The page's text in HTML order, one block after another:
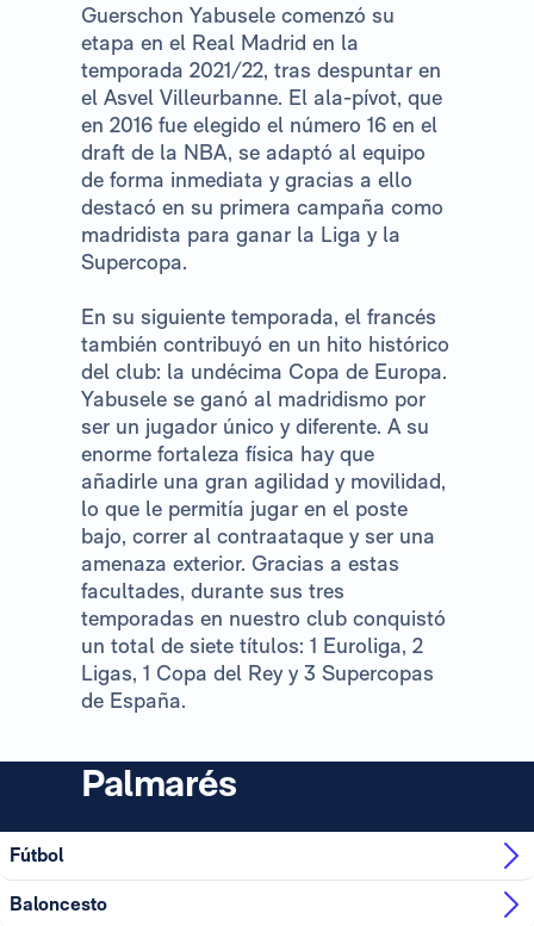
Guerschon Yabusele comenzó su
etapa en el Real Madrid en la
temporada 2021/22, tras despuntar en
el Asvel Villeurbanne. El ala-pívot, que
en 2016 fue elegido el número 16 en el
draft de la NBA, se adaptó al equipo
de forma inmediata y gracias a ello
destacó en su primera campaña como
madridista para ganar la Liga y la
Supercopa.
En su siguiente temporada, el francés
también contribuyó en un hito histórico
del club: la undécima Copa de Europa.
Yabusele se ganó al madridismo por
ser un jugador único y diferente. A su
enorme fortaleza física hay que
añadirle una gran agilidad y movilidad,
lo que le permitía jugar en el poste
bajo, correr al contraataque y ser una
amenaza exterior. Gracias a estas
facultades, durante sus tres
temporadas en nuestro club conquistó
un total de siete títulos: 1 Euroliga, 2
Ligas, 1 Copa del Rey y 3 Supercopas
de España.
Palmarés
Fútbol
Baloncesto